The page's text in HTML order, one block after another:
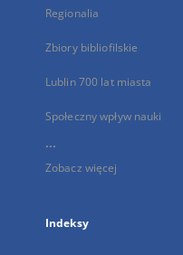
Regionalia
Zbiory bibliofilskie
Lublin 700 lat miasta
Społeczny wpływ nauki
...
Zobacz więcej
Indeksy